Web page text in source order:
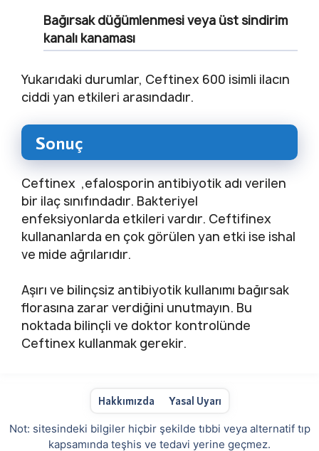
Bağırsak düğümlenmesi veya üst sindirim
kanalı kanaması
Yukarıdaki durumlar, Ceftinex 600 isimli ilacın
ciddi yan etkileri arasındadır.
Sonuç
Ceftinex ,efalosporin antibiyotik adı verilen
bir ilaç sınıfındadır. Bakteriyel
enfeksiyonlarda etkileri vardır. Ceftifinex
kullananlarda en çok görülen yan etki ise ishal
ve mide ağrılarıdır.
Aşırı ve bilinçsiz antibiyotik kullanımı bağırsak
florasına zarar verdiğini unutmayın. Bu
noktada bilinçli ve doktor kontrolünde
Ceftinex kullanmak gerekir.
Hakkımızda Yasal Uyarı
Not: sitesindeki bilgiler hiçbir şekilde tıbbi veya alternatif tıp
kapsamında teşhis ve tedavi yerine geçmez.